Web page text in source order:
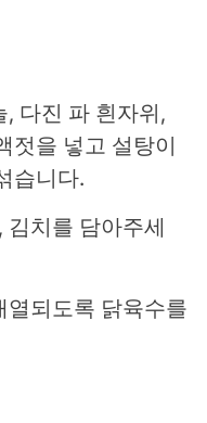
다진 파 흰자위,
젓을 넣고 설탕이
습니다.
김치를 담아주세
열되도록 닭육수를